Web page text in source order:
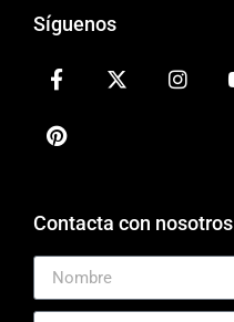
Síguenos
Contacta con nosotros